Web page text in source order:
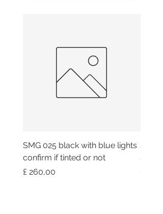
SMG 025 black with blue lights
confirm if tinted or not
Prijs
£ 260,00
SMG
Prijs
£